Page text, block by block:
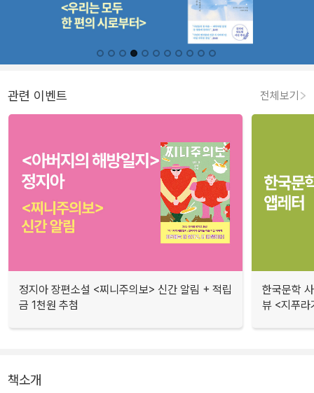
관련 이벤트 전체보기
정지아 장편소설 <찌니주의보> 신간 알림 + 적립
금 1천원 추첨
한국문학
뷰 <지푸라
책소개